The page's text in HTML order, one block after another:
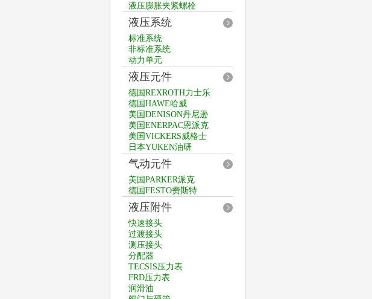
液压膨胀夹紧螺栓
液压系统
标准系统
非标准系统
动力单元
液压元件
德国REXROTH力士乐
德国HAWE哈威
美国DENISON丹尼逊
美国ENERPAC恩派克
美国VICKERS威格士
日本YUKEN油研
气动元件
美国PARKER派克
德国FESTO费斯特
液压附件
快速接头
过渡接头
测压接头
分配器
TECSIS压力表
FRD压力表
润滑油